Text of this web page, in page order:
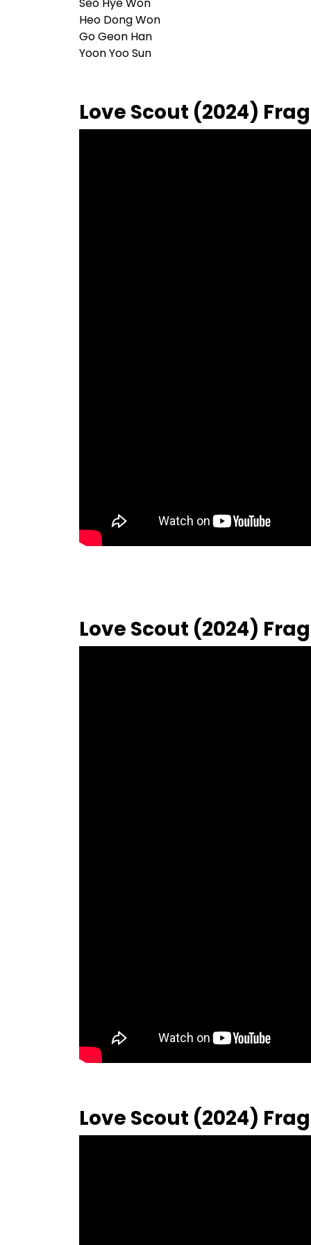
Seo Hye Won
Heo Dong Won
Go Geon Han
Yoon Yoo Sun
Love Scout (2024)
Love Scout (2024)
Love Scout (2024)